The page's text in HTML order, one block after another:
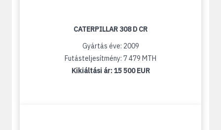
CATERPILLAR 308 D CR
Gyártás éve: 2009
Futásteljesítmény: 7 479 MTH
Kikiáltási ár:15 500 EUR